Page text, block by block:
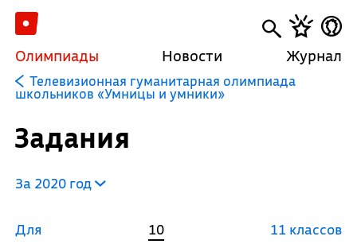
Олимпиады Новости Журнал
Телевизионная гуманитарная олимпиада
школьников «Умницы и умники»
Задания
За 2020 год
Для 10 11 классов